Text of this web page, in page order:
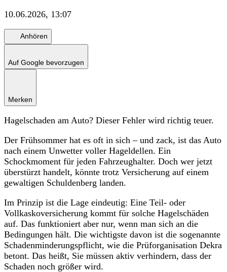
10.06.2026, 13:07
Anhören
Auf Google bevorzugen
Merken
Hagelschaden am Auto? Dieser Fehler wird richtig teuer.
Der Frühsommer hat es oft in sich – und zack, ist das Auto
nach einem Unwetter voller Hageldellen. Ein
Schockmoment für jeden Fahrzeughalter. Doch wer jetzt
überstürzt handelt, könnte trotz Versicherung auf einem
gewaltigen Schuldenberg landen.
Im Prinzip ist die Lage eindeutig: Eine Teil- oder
Vollkaskoversicherung kommt für solche Hagelschäden
auf. Das funktioniert aber nur, wenn man sich an die
Bedingungen hält. Die wichtigste davon ist die sogenannte
Schadenminderungspflicht, wie die Prüforganisation Dekra
betont. Das heißt, Sie müssen aktiv verhindern, dass der
Schaden noch größer wird.